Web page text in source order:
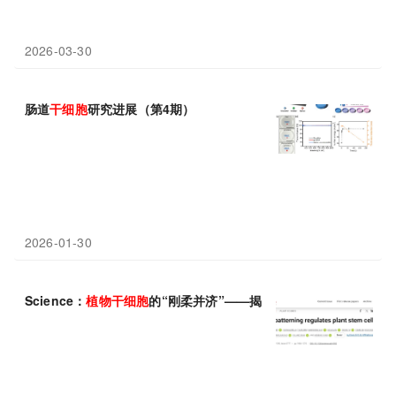
2026-03-30
肠道干细胞研究进展（第4期）
2026-01-30
Science：植物干细胞的“刚柔并济”——揭秘其如何在维持高压支